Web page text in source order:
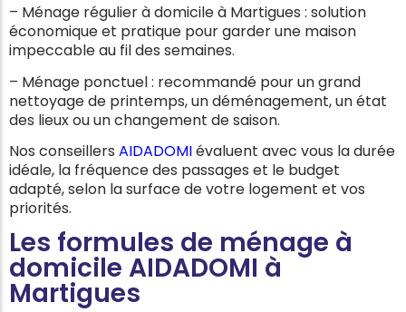
– Ménage régulier à domicile à Martigues : solution
économique et pratique pour garder une maison
impeccable au fil des semaines.
– Ménage ponctuel : recommandé pour un grand
nettoyage de printemps, un déménagement, un état
des lieux ou un changement de saison.
Nos conseillers AIDADOMIévaluent avec vous la durée
idéale, la fréquence des passages et le budget
adapté, selon la surface de votre logement et vos
priorités.
Les formules de ménage à
domicile AIDADOMI à
Martigues